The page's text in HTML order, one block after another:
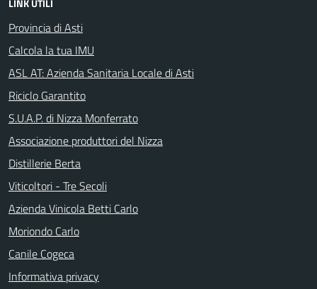
LINK UTILI
Provincia di Asti
Calcola la tua IMU
ASL AT: Azienda Sanitaria Locale di Asti
Riciclo Garantito
S.U.A.P. di Nizza Monferrato
Associazione produttori del Nizza
Distillerie Berta
Viticoltori - Tre Secoli
Azienda Vinicola Betti Carlo
Moriondo Carlo
Canile Cogeca
Informativa privacy